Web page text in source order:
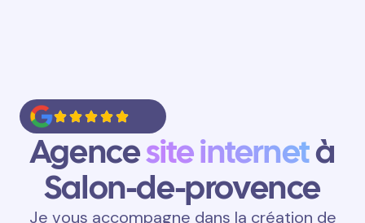
Agencesite internetà
Salon-de-provence
Je vous accompagne dans la création de